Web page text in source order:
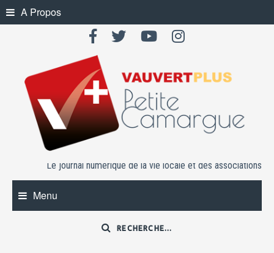
Skip
to
A Propos
Le journal numérique de la vie locale et des associations
Menu